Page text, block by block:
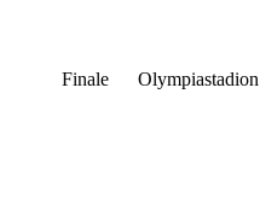
Finale Olympiastadion